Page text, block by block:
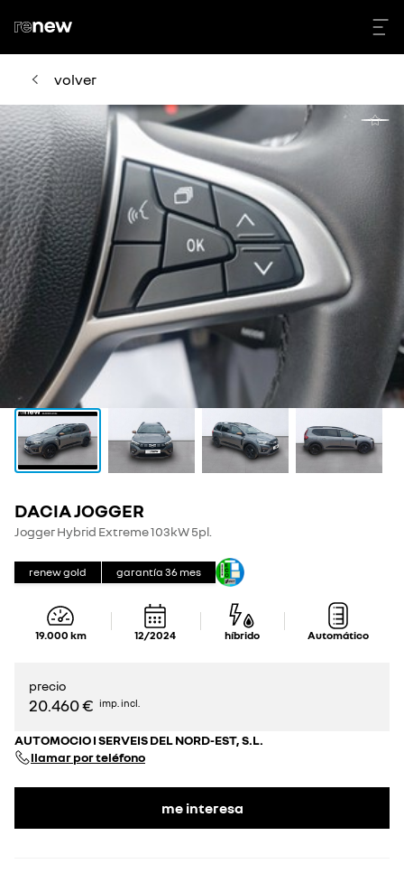
volver
DACIA JOGGER
Jogger Hybrid Extreme 103kW 5pl.
renew gold garantía 36 mes
19.000 km 12/2024 híbrido Automático
precio
20.460 € imp. incl.
AUTOMOCIO I SERVEIS DEL NORD-EST, S.L.
llamar por teléfono
me interesa